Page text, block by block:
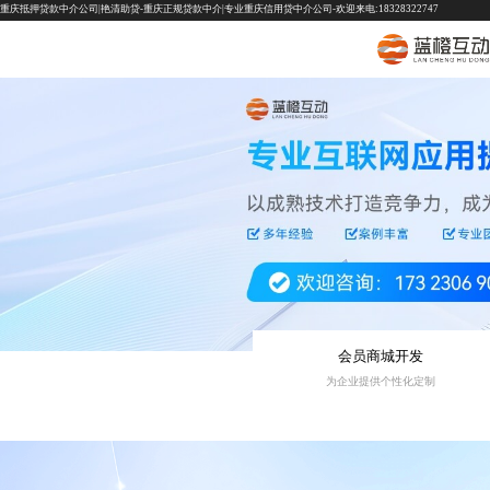
重庆抵押贷款中介公司|艳清助贷-重庆正规贷款中介|专业重庆信用贷中介公司-欢迎来电:18328322747
会员商城开发
为企业提供个性化定制